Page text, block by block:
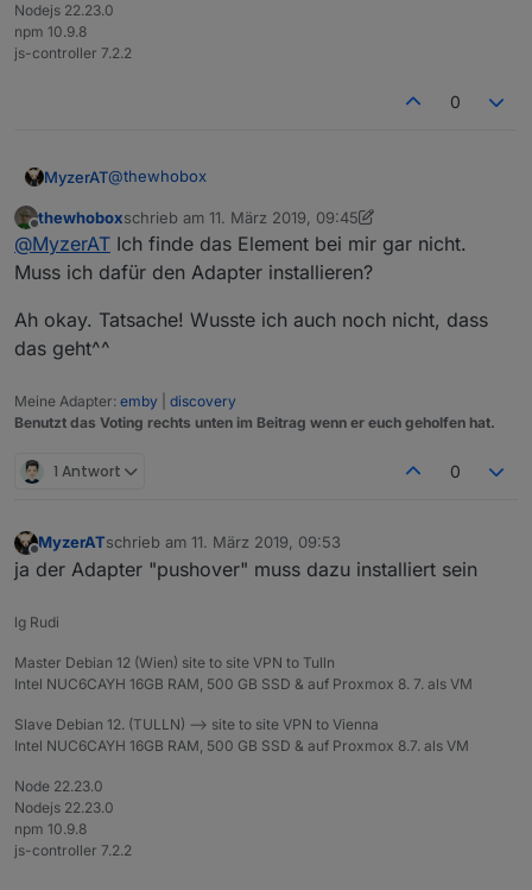
Nodejs 22.23.0
npm 10.9.8
js-controller 7.2.2
0
MyzerAT@thewhobox
ja das hier
gibt es für pushover noch andere ?
Offline
thewhoboxschrieb am 11. März 2019, 09:45
zuletzt editiert von thewhobox3. Nov. 2019, 10:50
@MyzerAT Ich finde das Element bei mir gar nicht.
Muss ich dafür den Adapter installieren?
Ah okay. Tatsache! Wusste ich auch noch nicht, dass
das geht^^
Meine Adapter: emby
discovery
Benutzt das Voting rechts unten im Beitrag wenn er euch geholfen hat.
1 Antwort 0
Offline
MyzerATschrieb am 11. März 2019, 09:53
zuletzt editiert von
ja der Adapter "pushover" muss dazu installiert sein
lg Rudi
Master Debian 12 (Wien) site to site VPN to Tulln
Intel NUC6CAYH 16GB RAM, 500 GB SSD & auf Proxmox 8. 7. als VM
Slave Debian 12. (TULLN) --> site to site VPN to Vienna
Intel NUC6CAYH 16GB RAM, 500 GB SSD & auf Proxmox 8.7. als VM
Node 22.23.0
Nodejs 22.23.0
npm 10.9.8
js-controller 7.2.2